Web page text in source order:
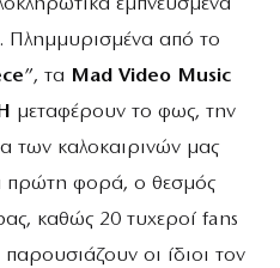
εμπνευσμένα
Πλημμυρισμένα από το
”, τα Mad Video Music
μεταφέρουν το φως, την
των καλοκαιρινών μας
πρώτη φορά, ο θεσμός
καθώς 20 τυχεροί fans
οι ίδιοι τον